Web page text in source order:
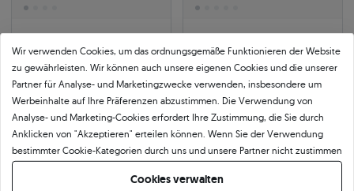
Ohrringe Share Your Love:
Weißgold, Diamanten
0.05 ct|SI2/H
454 €
Ohrringe Share Your Love: Gold,
Diamanten
SI2/H
454 €
-8% 24h -8% 24h
Wir verwenden Cookies, um das ordnungsgemäße Funktionieren der Website
zu gewährleisten. Wir können auch unsere eigenen Cookies und die unserer
Partner für Analyse- und Marketingzwecke verwenden, insbesondere um
Werbeinhalte auf Ihre Präferenzen abzustimmen. Die Verwendung von
Analyse- und Marketing-Cookies erfordert Ihre Zustimmung, die Sie durch
Anklicken von "Akzeptieren" erteilen können. Wenn Sie der Verwendung
bestimmter Cookie-Kategorien durch uns und unsere Partner nicht zustimmen
möchten, klicken Sie auf "Lassen Sie mich wählen" und bestimmen Sie Ihre
Präferenzen. Sie können Ihre Zustimmung jederzeit widerrufen, indem Sie
Cookies verwalten